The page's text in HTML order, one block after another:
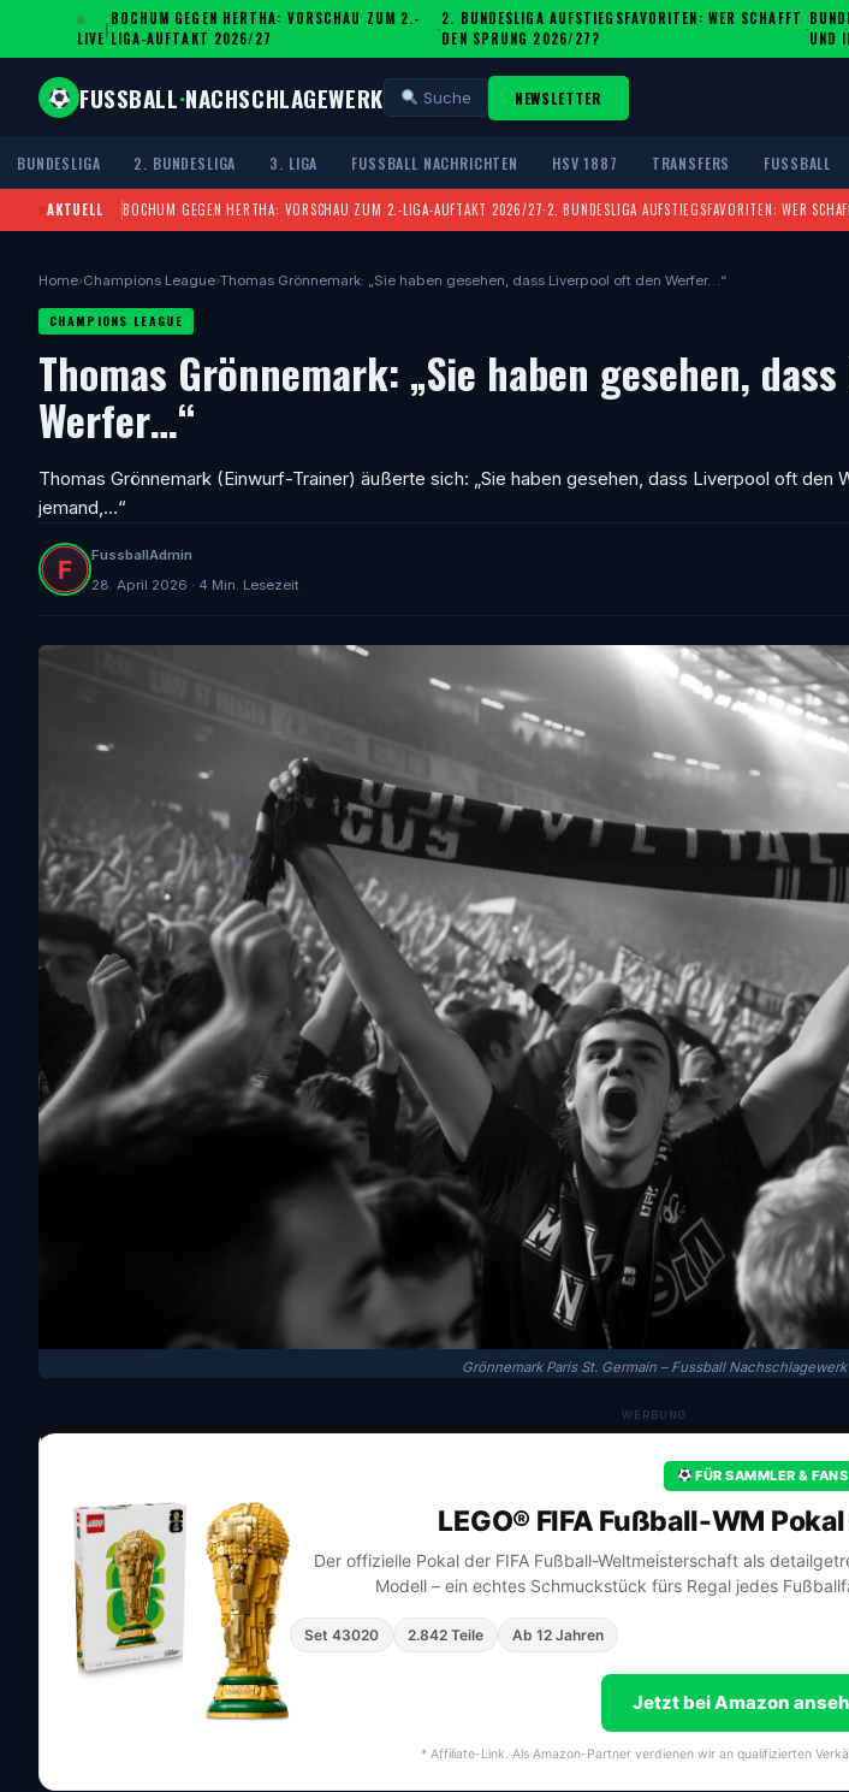
LIVE
|
BOCHUM GEGEN HERTHA: VORSCHAU ZUM 2.-
LIGA-AUFTAKT 2026/27
·
2. BUNDESLIGA AUFSTIEGSFAVORITEN: WER SCHAFFT
DEN SPRUNG 2026/27?
·
ND
FUSSBALL·NACHSCHLAGEWERK Suche NEWSLETTER
BUNDESLIGA 2. BUNDESLIGA 3. LIGA FUSSBALL NACHRICHTEN HSV 1887 TRANSFERS FUSSBALL
AKTUELL BOCHUM GEGEN HERTHA: VORSCHAU ZUM 2.-LIGA-AUFTAKT 2026/27·2. BUNDESLIGA AUFSTIEGSFAVORITEN: WER
Home›Champions League›Thomas Grönnemark: „Sie haben gesehen, dass Liverpool oft den Werfer…“
CHAMPIONS LEAGUE
Thomas Grönnemark: „Sie haben gesehen,
Werfer…“
Thomas Grönnemark (Einwurf-Trainer) äußerte sich: „Sie haben gesehen, dass Liverpool oft
jemand,…“
FussballAdmin
28. April 2026 · 4 Min. Lesezeit
Grönnemark Paris St. Germain – Fussball Nachschlagewerk
WERBUNG
FÜR SAMMLER & FANS
LEGO® FIFA Fußball-WM
Der offizielle Pokal der FIFA Fußball-Weltmeisterschaft als
Modell – ein echtes Schmuckstück fürs Regal jedes
Set 43020 2.842 Teile Ab 12 Jahren
Jetzt bei Amazon
* Affiliate-Link. Als Amazon-Partner verdienen wir an qualifizierten